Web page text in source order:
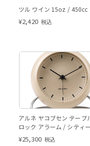
ツル ワイン 15oz / 450cc
¥2,420 税込
アルネ ヤコブセン テーブ
ロック アラーム / シティ
ル
¥25,300 税込